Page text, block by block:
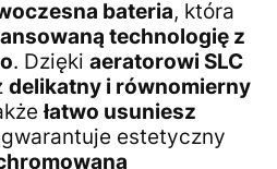
bateria, która
technologię z
. Dzięki aeratorowi SLC
delikatny i równomierny
łatwo usuniesz
estetyczny